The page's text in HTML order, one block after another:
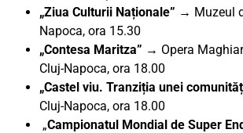
„Ziua Culturii Naționale” → Muzeul
Napoca, ora 15.30
„Contesa Maritza” → Opera
Cluj-Napoca, ora 18.00
„Castel viu. Tranziția unei
Cluj-Napoca, ora 18.00
„Campionatul Mondial de Super